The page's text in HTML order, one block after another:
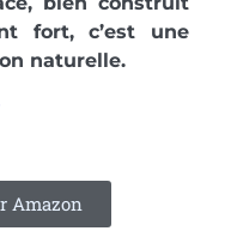
fort, c’est une
naturelle.
Amazon